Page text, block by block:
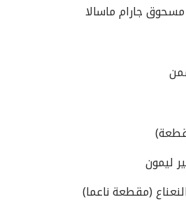
جارام ماسالا
ليمون
(مقطعة ناعما)